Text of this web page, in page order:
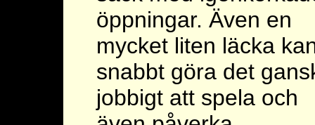
öppningar. Även en
mycket liten läcka
snabbt göra det
jobbigt att spela och